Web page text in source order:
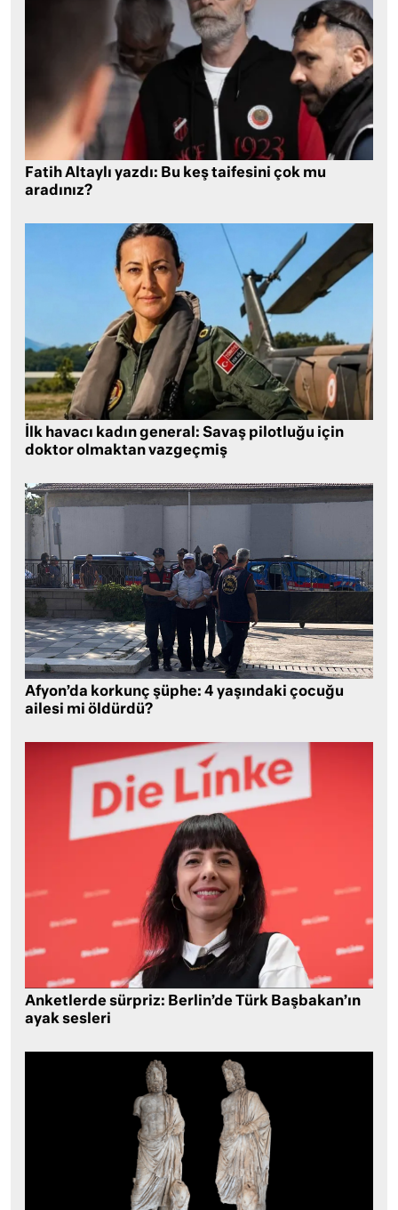
Fatih Altaylı yazdı: Bu keş taifesini çok mu
aradınız?
İlk havacı kadın general: Savaş pilotluğu için
doktor olmaktan vazgeçmiş
Afyon’da korkunç şüphe: 4 yaşındaki çocuğu
ailesi mi öldürdü?
Anketlerde sürpriz: Berlin’de Türk Başbakan’ın
ayak sesleri